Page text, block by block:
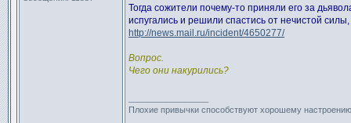
Тогда сожители почему-то приняли его за
испугались и решили спастись от нечистой
http://news.mail.ru/incident/4650277/
Вопрос.
Чего они накурились?
Плохие привычки способствуют хорошему настроению